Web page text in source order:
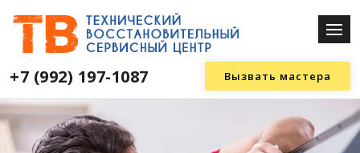
+7 (992) 197-1087 Вызвать мастера